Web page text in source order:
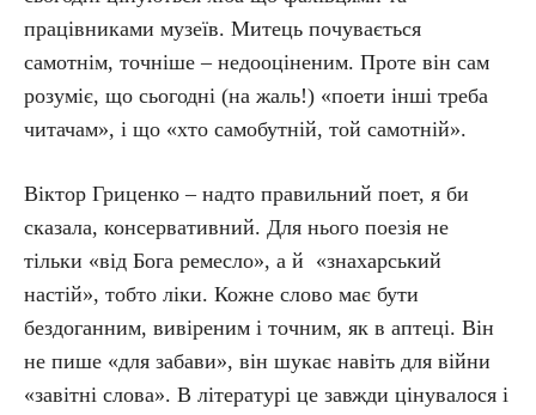
працівниками музеїв. Митець почувається
самотнім, точніше – недооціненим. Проте він сам
розуміє, що сьогодні (на жаль!) «поети інші треба
читачам», і що «хто самобутній, той самотній».
Віктор Гриценко – надто правильний поет, я би
сказала, консервативний. Для нього поезія не
тільки «від Бога ремесло», а й «знахарський
настій», тобто ліки. Кожне слово має бути
бездоганним, вивіреним і точним, як в аптеці. Він
не пише «для забави», він шукає навіть для війни
«завітні слова». В літературі це завжди цінувалося і